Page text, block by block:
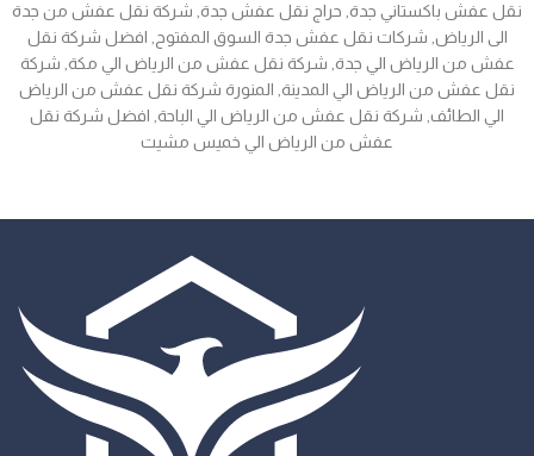
نقل عفش باكستاني جدة, حراج نقل عفش جدة, شركة نقل عفش من جدة
الى الرياض, شركات نقل عفش جدة السوق المفتوح, افضل شركة نقل
عفش من الرياض الي جدة, شركة نقل عفش من الرياض الي مكة, شركة
نقل عفش من الرياض الي المدينة, المنورة شركة نقل عفش من الرياض
الي الطائف, شركة نقل عفش من الرياض الي الباحة, افضل شركة نقل
عفش من الرياض الي خميس مشيت